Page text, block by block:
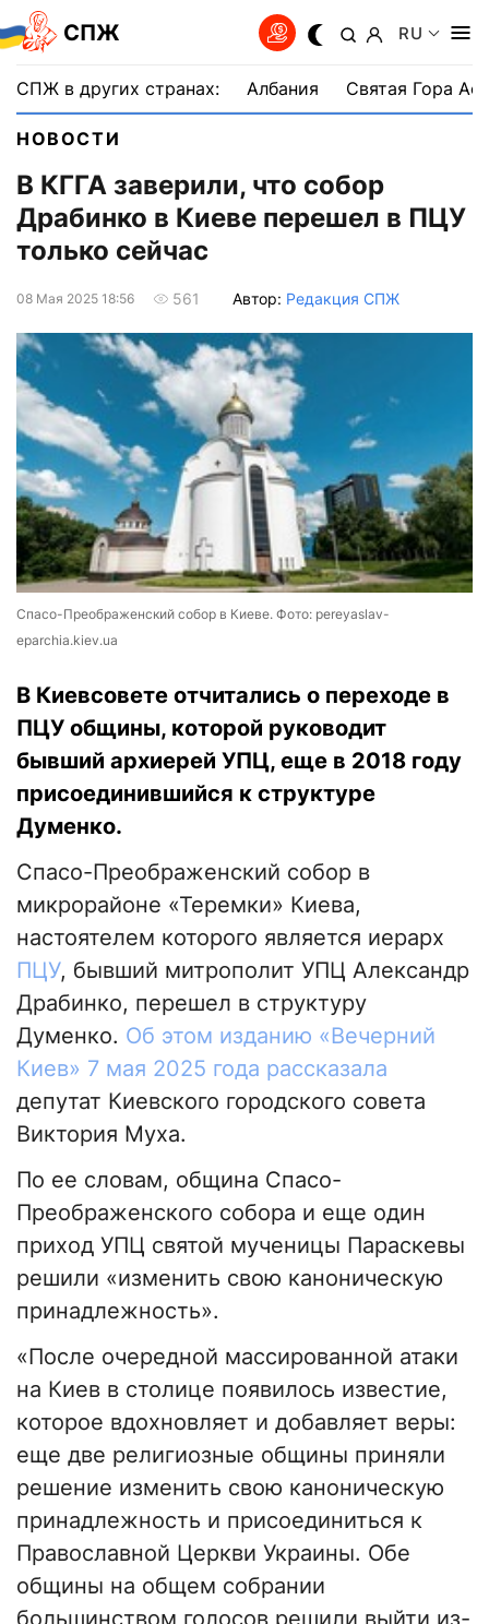
СПЖ RU
СПЖ в других странах: Албания Святая Гора
НОВОСТИ
В КГГА заверили, что собор
Драбинко в Киеве перешел в ПЦУ
только сейчас
08 Мая 2025 18:56 561 Автор: Редакция СПЖ
Спасо-Преображенский собор в Киеве. Фото: pereyaslav-
eparchia.kiev.ua
В Киевсовете отчитались о переходе в
ПЦУ общины, которой руководит
бывший архиерей УПЦ, еще в 2018 году
присоединившийся к структуре
Думенко.
Спасо-Преображенский собор в
микрорайоне «Теремки» Киева,
настоятелем которого является иерарх
ПЦУ, бывший митрополит УПЦ Александр
Драбинко, перешел в структуру
Думенко. Об этом изданию «Вечерний
Киев» 7 мая 2025 года рассказала
депутат Киевского городского совета
Виктория Муха.
По ее словам, община Спасо-
Преображенского собора и еще один
приход УПЦ святой мученицы Параскевы
решили «изменить свою каноническую
принадлежность».
«После очередной массированной атаки
на Киев в столице появилось известие,
которое вдохновляет и добавляет веры:
еще две религиозные общины приняли
решение изменить свою каноническую
принадлежность и присоединиться к
Православной Церкви Украины. Обе
общины на общем собрании